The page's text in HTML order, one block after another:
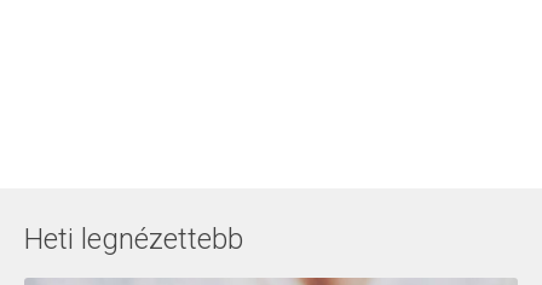
Heti legnézettebb